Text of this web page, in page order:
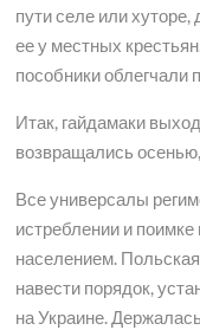
пути селе или
ее у местных
пособники облегчали
Итак, гайдамаки
возвращались
Все универсалы
истреблении и
населением.
навести порядок,
на Украине.